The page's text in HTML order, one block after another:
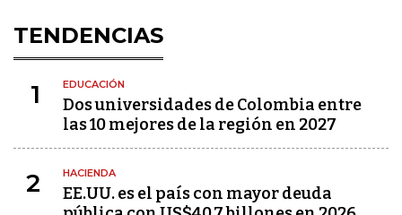
TENDENCIAS
1 EDUCACIÓN
Dos universidades de Colombia entre
las 10 mejores de la región en 2027
2 HACIENDA
EE.UU. es el país con mayor deuda